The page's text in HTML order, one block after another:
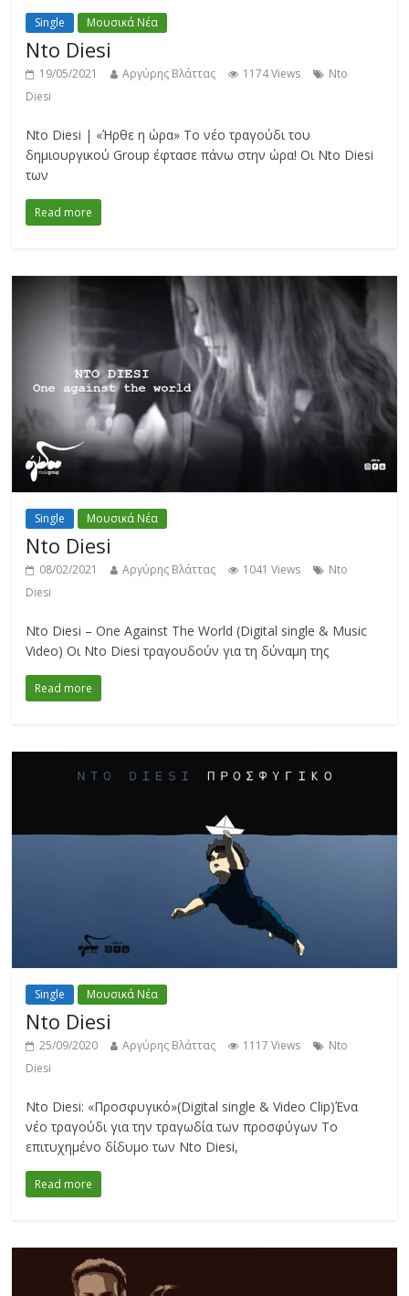
Single Μουσικά Νέα
Nto Diesi
19/05/2021 Αργύρης Βλάττας 1174 Views
Nto
Diesi
Nto Diesi | «Ήρθε η ώρα» Το νέο τραγούδι του
δημιουργικού Group έφτασε πάνω στην ώρα! Οι Nto Diesi
των
Read more
Single Μουσικά Νέα
Nto Diesi
08/02/2021 Αργύρης Βλάττας 1041 Views
Nto
Diesi
Nto Diesi – One Against The World (Digital single & Music
Video) Οι Nto Diesi τραγουδούν για τη δύναμη της
Read more
Single Μουσικά Νέα
Nto Diesi
25/09/2020 Αργύρης Βλάττας 1117 Views
Nto
Diesi
Nto Diesi: «Προσφυγικό»(Digital single & Video Clip)Ένα
νέο τραγούδι για την τραγωδία των προσφύγων Το
επιτυχημένο δίδυμο των Nto Diesi,
Read more